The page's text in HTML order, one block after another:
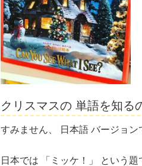
クリスマスの 単語を知る
すみません、 日本語 バージョ
日本では 「ミッケ！」 という